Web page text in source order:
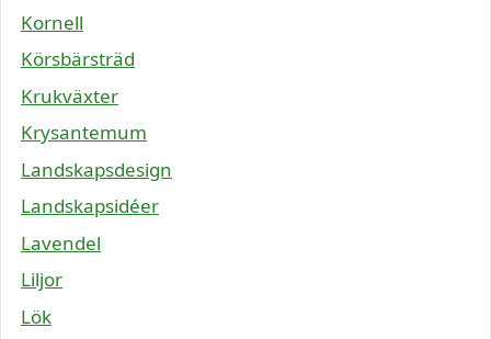
Kornell
Körsbärsträd
Krukväxter
Krysantemum
Landskapsdesign
Landskapsidéer
Lavendel
Liljor
Lök